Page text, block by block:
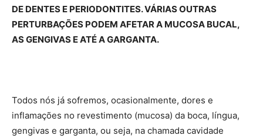
DE DENTES E PERIODONTITES. VÁRIAS OUTRAS
PERTURBAÇÕES PODEM AFETAR A MUCOSA BUCAL,
AS GENGIVAS E ATÉ A GARGANTA.
Todos nós já sofremos, ocasionalmente, dores e
inflamações no revestimento (mucosa) da boca, língua,
gengivas e garganta, ou seja, na chamada cavidade